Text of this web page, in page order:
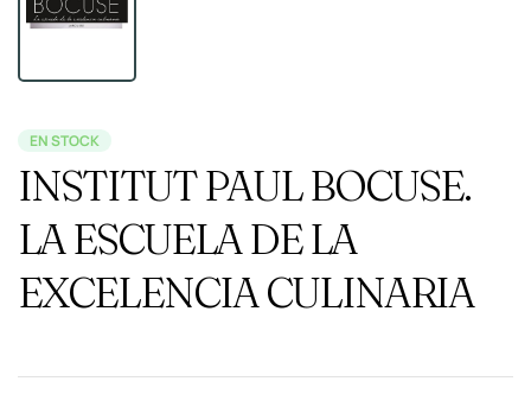
EN STOCK
INSTITUT PAUL BOCUSE.
LA ESCUELA DE LA
EXCELENCIA CULINARIA